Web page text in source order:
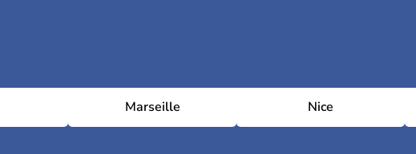
Marseille Nice